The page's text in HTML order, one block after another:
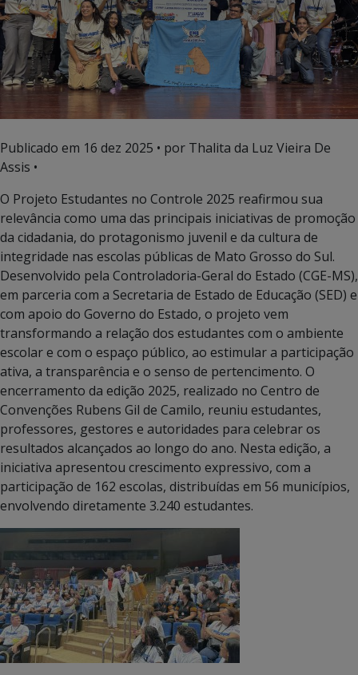
Publicado em 16 dez 2025 • por Thalita da Luz Vieira De
Assis •
O Projeto Estudantes no Controle 2025 reafirmou sua
relevância como uma das principais iniciativas de promoção
da cidadania, do protagonismo juvenil e da cultura de
integridade nas escolas públicas de Mato Grosso do Sul.
Desenvolvido pela Controladoria-Geral do Estado (CGE-MS),
em parceria com a Secretaria de Estado de Educação (SED) e
com apoio do Governo do Estado, o projeto vem
transformando a relação dos estudantes com o ambiente
escolar e com o espaço público, ao estimular a participação
ativa, a transparência e o senso de pertencimento. O
encerramento da edição 2025, realizado no Centro de
Convenções Rubens Gil de Camilo, reuniu estudantes,
professores, gestores e autoridades para celebrar os
resultados alcançados ao longo do ano. Nesta edição, a
iniciativa apresentou crescimento expressivo, com a
participação de 162 escolas, distribuídas em 56 municípios,
envolvendo diretamente 3.240 estudantes.